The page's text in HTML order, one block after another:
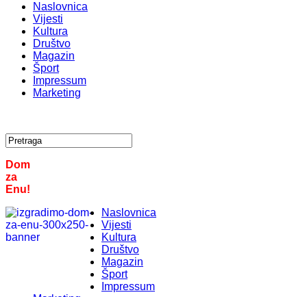
Naslovnica
Vijesti
Kultura
Društvo
Magazin
Šport
Impressum
Marketing
Dom
za
Enu!
Naslovnica
Vijesti
Kultura
Društvo
Magazin
Šport
Impressum